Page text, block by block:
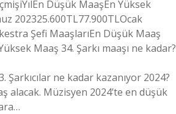
Düşük MaaşEn Yüksek
202325.600TL77.900TLOcak
Şefi MaaşlarıEn Düşük Maaş
Maaş 34. Şarkı maaşı ne kadar?
ne kadar kazanıyor 2024?
alacak. Müzisyen 2024’te en düşük